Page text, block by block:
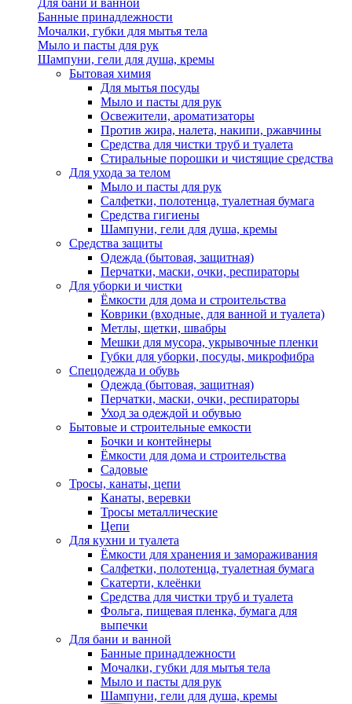
Для бани и ванной
Банные принадлежности
Мочалки, губки для мытья тела
Мыло и пасты для рук
Шампуни, гели для душа, кремы
Бытовая химия
Для мытья посуды
Мыло и пасты для рук
Освежители, ароматизаторы
Против жира, налета, накипи, ржавчины
Средства для чистки труб и туалета
Стиральные порошки и чистящие средства
Для ухода за телом
Мыло и пасты для рук
Салфетки, полотенца, туалетная бумага
Средства гигиены
Шампуни, гели для душа, кремы
Средства защиты
Одежда (бытовая, защитная)
Перчатки, маски, очки, респираторы
Для уборки и чистки
Ёмкости для дома и строительства
Коврики (входные, для ванной и туалета)
Метлы, щетки, швабры
Мешки для мусора, укрывочные пленки
Губки для уборки, посуды, микрофибра
Спецодежда и обувь
Одежда (бытовая, защитная)
Перчатки, маски, очки, респираторы
Уход за одеждой и обувью
Бытовые и строительные емкости
Бочки и контейнеры
Ёмкости для дома и строительства
Садовые
Тросы, канаты, цепи
Канаты, веревки
Тросы металлические
Цепи
Для кухни и туалета
Ёмкости для хранения и замораживания
Салфетки, полотенца, туалетная бумага
Скатерти, клеёнки
Средства для чистки труб и туалета
Фольга, пищевая пленка, бумага для
выпечки
Для бани и ванной
Банные принадлежности
Мочалки, губки для мытья тела
Мыло и пасты для рук
Шампуни, гели для душа, кремы